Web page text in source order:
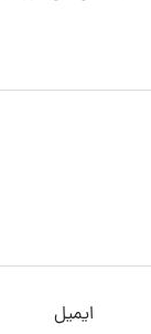
ایمیل